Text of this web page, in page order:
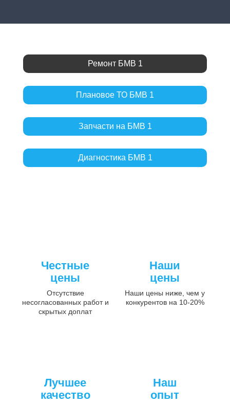
Ремонт БМВ 1
Плановое ТО БМВ 1
Запчасти на БМВ 1
Диагностика БМВ 1
Честные
цены
Отсутствие
несогласованных работ и
скрытых доплат
Наши
цены
Наши цены ниже, чем у
конкурентов на 10-20%
Лучшее
качество
Наш
опыт